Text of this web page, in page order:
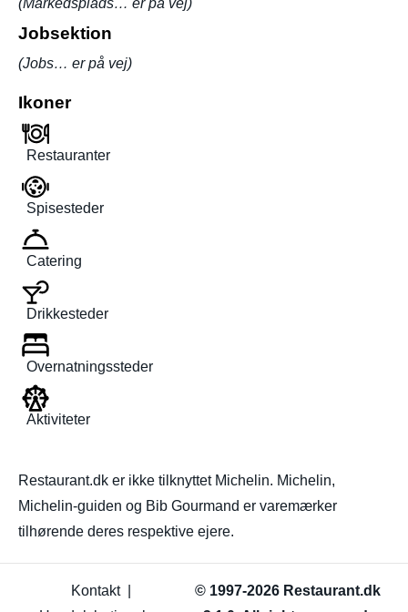
Jobsektion
(Jobs… er på vej)
Ikoner
Restauranter
Spisesteder
Catering
Drikkesteder
Overnatningssteder
Aktiviteter
Restaurant.dk er ikke tilknyttet Michelin. Michelin,
Michelin-guiden og Bib Gourmand er varemærker
tilhørende deres respektive ejere.
© 1997-2026 Restaurant.dk
Kontakt|